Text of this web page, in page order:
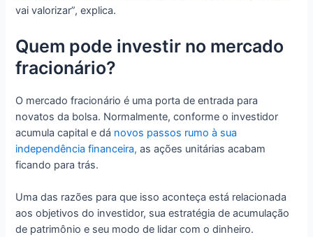
vai valorizar”, explica.
Quem pode investir no mercado
fracionário?
O mercado fracionário é uma porta de entrada para
novatos da bolsa. Normalmente, conforme o investidor
acumula capital e dá novos passos rumo à sua
independência financeira, as ações unitárias acabam
ficando para trás.
Uma das razões para que isso aconteça está relacionada
aos objetivos do investidor, sua estratégia de acumulação
de patrimônio e seu modo de lidar com o dinheiro.